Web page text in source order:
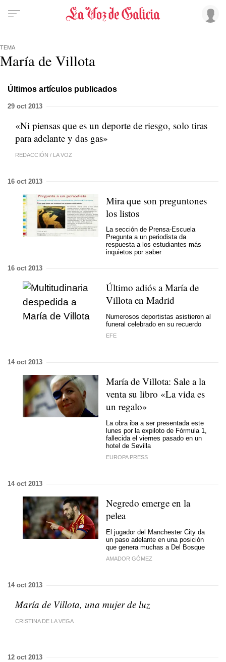
TEMA
María de Villota
Últimos artículos publicados
29 oct 2013
«Ni piensas que es un deporte de riesgo, solo tiras
para adelante y das gas»
REDACCIÓN / LA VOZ
16 oct 2013
Mira que son preguntones
los listos
La sección de Prensa-Escuela
Pregunta a un periodista da
respuesta a los estudiantes más
inquietos por saber
16 oct 2013
Último adiós a María de
Villota en Madrid
Numerosos deportistas asistieron al
funeral celebrado en su recuerdo
EFE
14 oct 2013
María de Villota: Sale a la
venta su libro «La vida es
un regalo»
La obra iba a ser presentada este
lunes por la expiloto de Fórmula 1,
fallecida el viernes pasado en un
hotel de Sevilla
EUROPA PRESS
14 oct 2013
Negredo emerge en la
pelea
El jugador del Manchester City da
un paso adelante en una posición
que genera muchas a Del Bosque
AMADOR GÓMEZ
14 oct 2013
María de Villota, una mujer de luz
CRISTINA DE LA VEGA
12 oct 2013